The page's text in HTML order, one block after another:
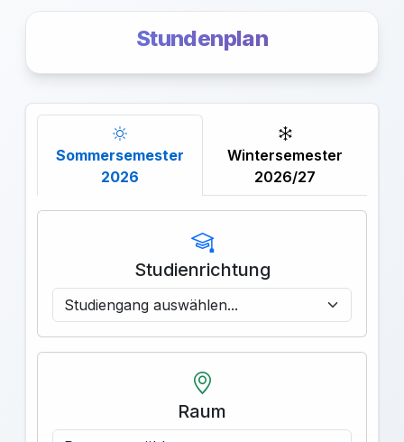
Stundenplan
Sommersemester
2026
Wintersemester
2026/27
Studienrichtung
Raum